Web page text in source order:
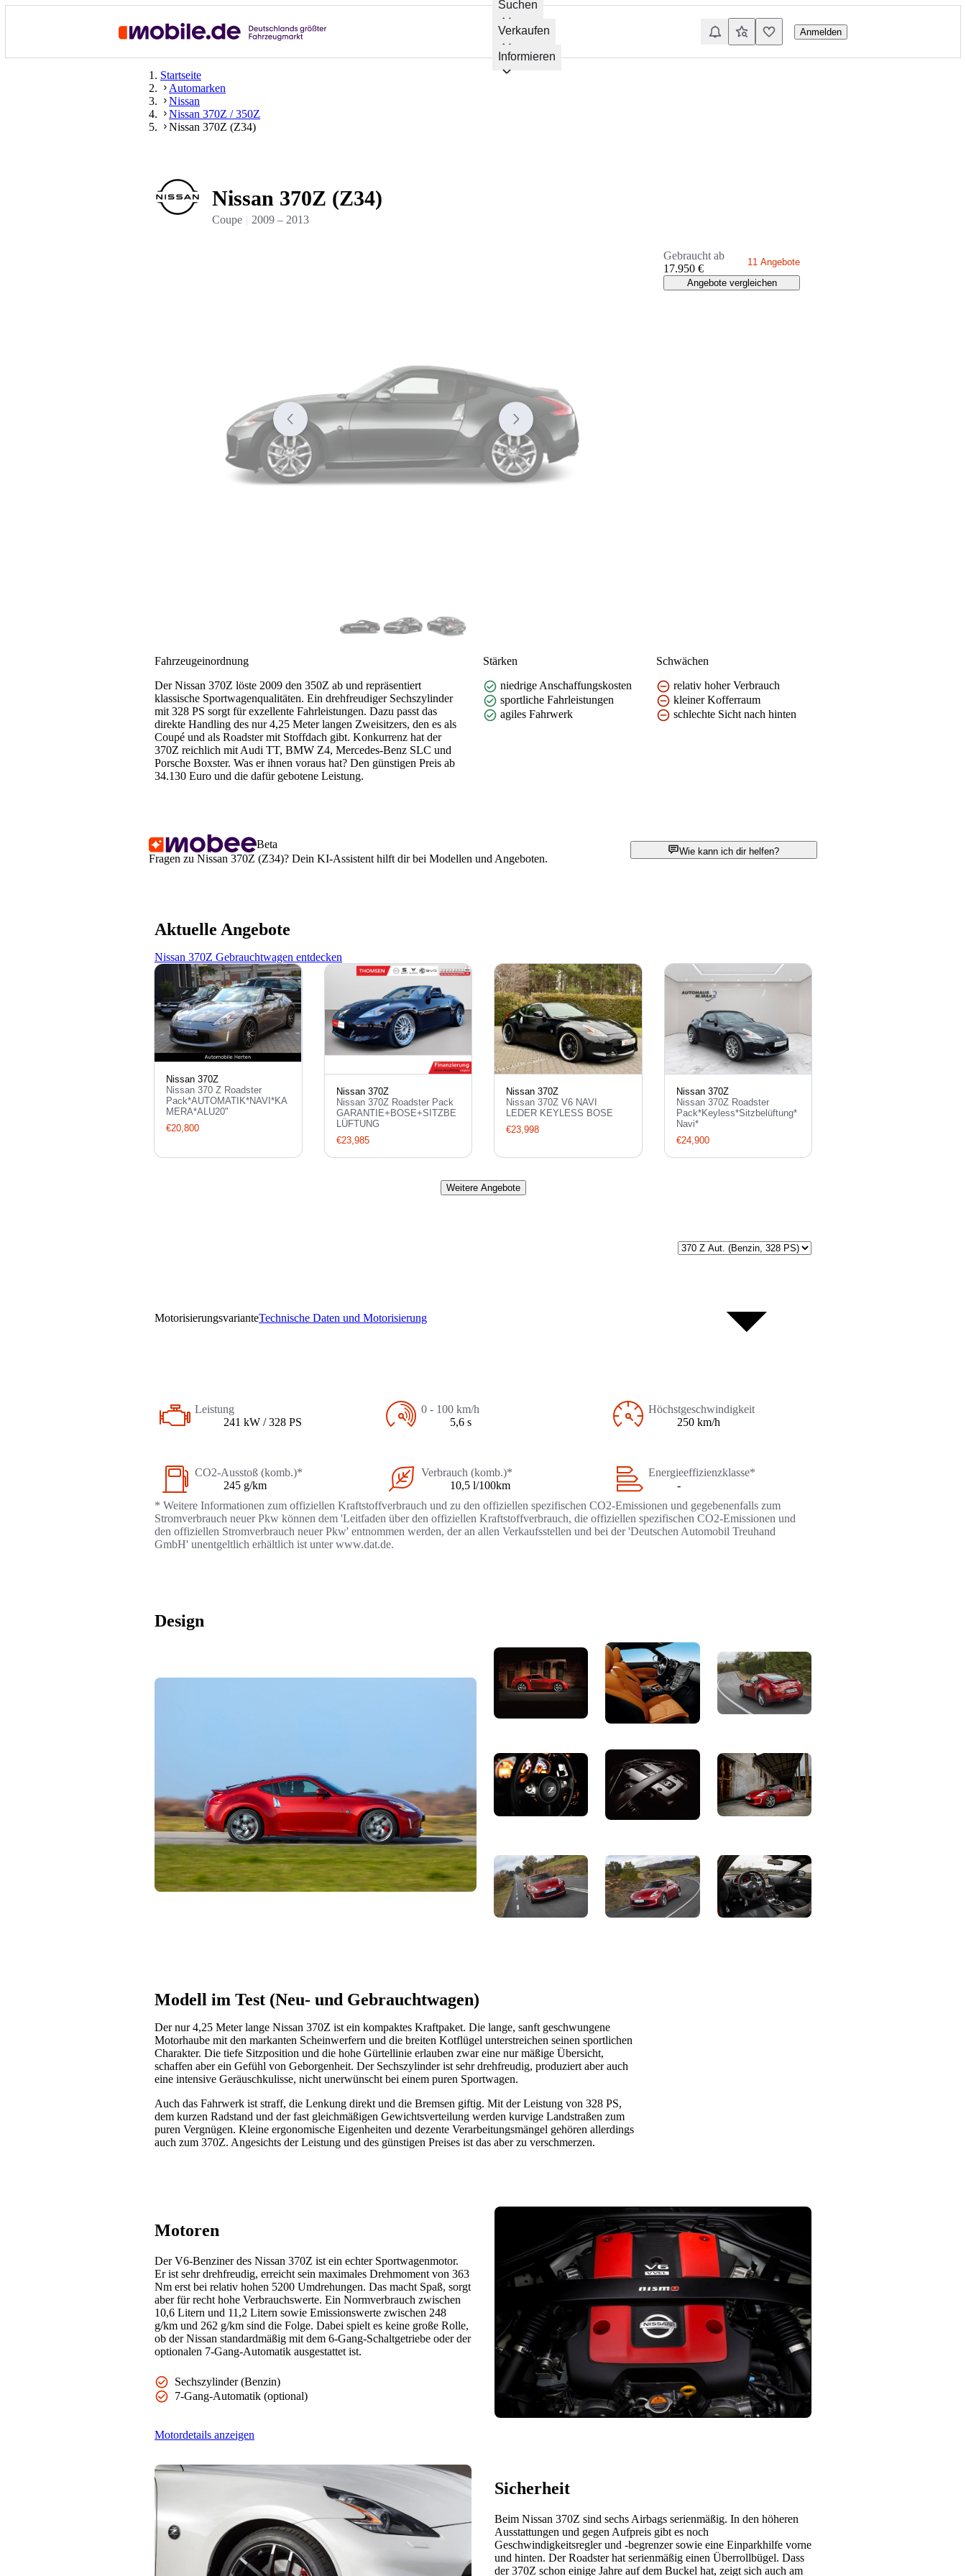
Suchen
Verkaufen
Informieren
Anmelden
Startseite
Automarken
Nissan
Nissan 370Z / 350Z
Nissan 370Z (Z34)
Nissan 370Z (Z34)
Coupe 2009– 2013
Gebraucht ab
17.950 €
11 Angebote
Angebote vergleichen
Fahrzeugeinordnung
Der Nissan 370Z löste 2009 den 350Z ab und repräsentiert
klassische Sportwagenqualitäten. Ein drehfreudiger Sechszylinder
mit 328 PS sorgt für exzellente Fahrleistungen. Dazu passt das
direkte Handling des nur 4,25 Meter langen Zweisitzers, den es als
Coupé und als Roadster mit Stoffdach gibt. Konkurrenz hat der
370Z reichlich mit Audi TT, BMW Z4, Mercedes-Benz SLC und
Porsche Boxster. Was er ihnen voraus hat? Den günstigen Preis ab
34.130 Euro und die dafür gebotene Leistung.
Stärken
niedrige Anschaffungskosten
sportliche Fahrleistungen
agiles Fahrwerk
Schwächen
relativ hoher Verbrauch
kleiner Kofferraum
schlechte Sicht nach hinten
Beta
Fragen zu Nissan 370Z (Z34)? Dein KI-Assistent hilft dir bei Modellen und Angeboten.
Wie kann ich dir helfen?
Aktuelle Angebote
Nissan 370Z Gebrauchtwagen entdecken
Nissan 370Z
Nissan 370 Z Roadster
Pack*AUTOMATIK*NAVI*KA
MERA*ALU20"
€20,800
Nissan 370Z
Nissan 370Z Roadster Pack
GARANTIE+BOSE+SITZBE
LÜFTUNG
€23,985
Nissan 370Z
Nissan 370Z V6 NAVI
LEDER KEYLESS BOSE
€23,998
Nissan 370Z
Nissan 370Z Roadster
Pack*Keyless*Sitzbelüftung*
Navi*
€24,900
Weitere Angebote
MotorisierungsvarianteTechnische Daten und Motorisierung
Leistung
241 kW / 328 PS
0 - 100 km/h
5,6 s
Höchstgeschwindigkeit
250 km/h
CO2-Ausstoß (komb.)*
245 g/km
Verbrauch (komb.)*
10,5 l/100km
Energieeffizienzklasse*
-
* Weitere Informationen zum offiziellen Kraftstoffverbrauch und zu den offiziellen spezifischen CO2-Emissionen und gegebenenfalls zum
Stromverbrauch neuer Pkw können dem 'Leitfaden über den offiziellen Kraftstoffverbrauch, die offiziellen spezifischen CO2-Emissionen und
den offiziellen Stromverbrauch neuer Pkw' entnommen werden, der an allen Verkaufsstellen und bei der 'Deutschen Automobil Treuhand
GmbH' unentgeltlich erhältlich ist unter www.dat.de.
Design
Modell im Test (Neu- und Gebrauchtwagen)
Der nur 4,25 Meter lange Nissan 370Z ist ein kompaktes Kraftpaket. Die lange, sanft geschwungene
Motorhaube mit den markanten Scheinwerfern und die breiten Kotflügel unterstreichen seinen sportlichen
Charakter. Die tiefe Sitzposition und die hohe Gürtellinie erlauben zwar eine nur mäßige Übersicht,
schaffen aber ein Gefühl von Geborgenheit. Der Sechszylinder ist sehr drehfreudig, produziert aber auch
eine intensive Geräuschkulisse, nicht unerwünscht bei einem puren Sportwagen.
Auch das Fahrwerk ist straff, die Lenkung direkt und die Bremsen giftig. Mit der Leistung von 328 PS,
dem kurzen Radstand und der fast gleichmäßigen Gewichtsverteilung werden kurvige Landstraßen zum
puren Vergnügen. Kleine ergonomische Eigenheiten und dezente Verarbeitungsmängel gehören allerdings
auch zum 370Z. Angesichts der Leistung und des günstigen Preises ist das aber zu verschmerzen.
Motoren
Der V6-Benziner des Nissan 370Z ist ein echter Sportwagenmotor.
Er ist sehr drehfreudig, erreicht sein maximales Drehmoment von 363
Nm erst bei relativ hohen 5200 Umdrehungen. Das macht Spaß, sorgt
aber für recht hohe Verbrauchswerte. Ein Normverbrauch zwischen
10,6 Litern und 11,2 Litern sowie Emissionswerte zwischen 248
g/km und 262 g/km sind die Folge. Dabei spielt es keine große Rolle,
ob der Nissan standardmäßig mit dem 6-Gang-Schaltgetriebe oder der
optionalen 7-Gang-Automatik ausgestattet ist.
Sechszylinder (Benzin)
7-Gang-Automatik (optional)
Motordetails anzeigen
Sicherheit
Beim Nissan 370Z sind sechs Airbags serienmäßig. In den höheren
Ausstattungen und gegen Aufpreis gibt es noch
Geschwindigkeitsregler und -begrenzer sowie eine Einparkhilfe vorne
und hinten. Der Roadster hat serienmäßig einen Überrollbügel. Dass
der 370Z schon einige Jahre auf dem Buckel hat, zeigt sich auch am